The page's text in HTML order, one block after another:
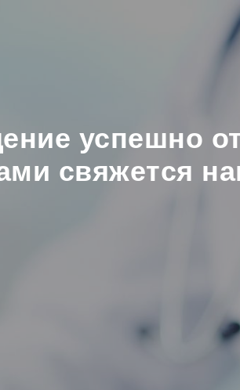
успешно
свяжется